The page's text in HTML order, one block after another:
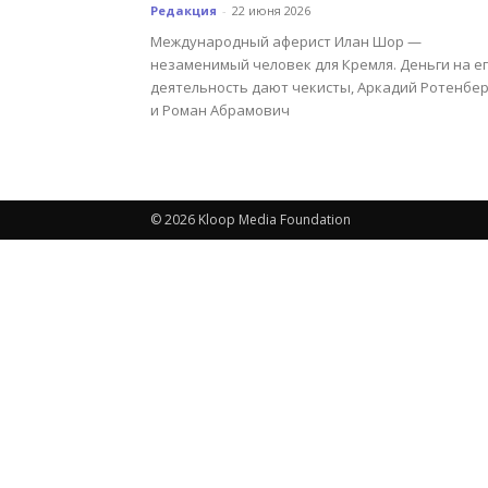
Редакция - 22 июня 2026
Международный аферист Илан Шор —
незаменимый человек для Кремля. Деньги на
деятельность дают чекисты, Аркадий
и Роман Абрамович
© 2026 Kloop Media Foundation